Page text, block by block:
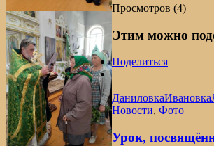
Просмотров (4)
Этим можно
Поделиться
ДаниловкаИвановка
Новости, Фото
Урок,